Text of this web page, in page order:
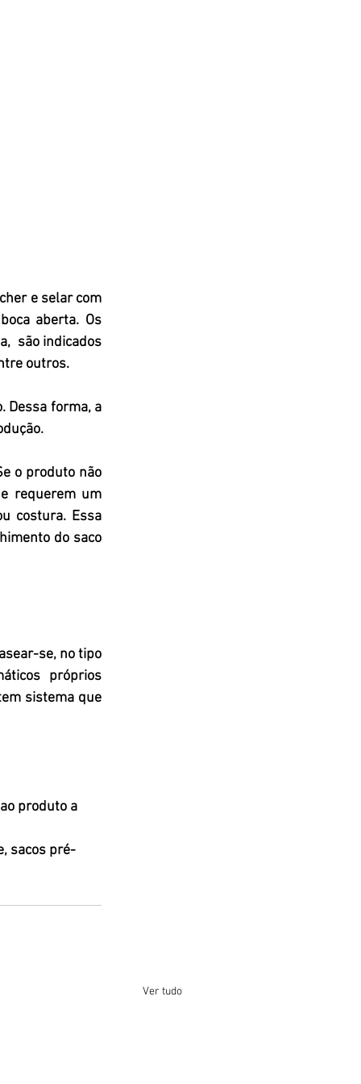
e selar com
aberta. Os
são indicados
outros.
Dessa forma, a
o produto não
requerem um
costura. Essa
do saco
se, no tipo
próprios
sistema que
produto a
sacos pré-
Ver tudo